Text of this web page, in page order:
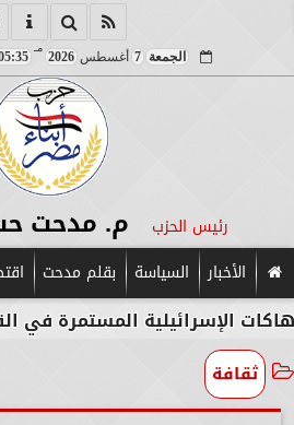
الجمعة 7 أغسطس 2026
مـ
05:35
رئيس الحزب م. مدحت
الأخبار السياسة بقلم مدحت
ثورة في القدس
ثقافة